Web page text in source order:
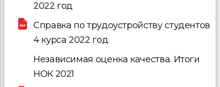
2022 год
Справка по трудоустройству студентов
4 курса 2022 год
Независимая оценка качества. Итоги
НОК 2021